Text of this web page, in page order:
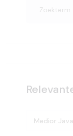
Medior